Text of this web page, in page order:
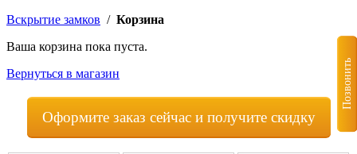
Вскрытие замков / Корзина
Ваша корзина пока пуста.
Вернуться в магазин
Позвонить
Оформите заказ сейчас и получите скидку